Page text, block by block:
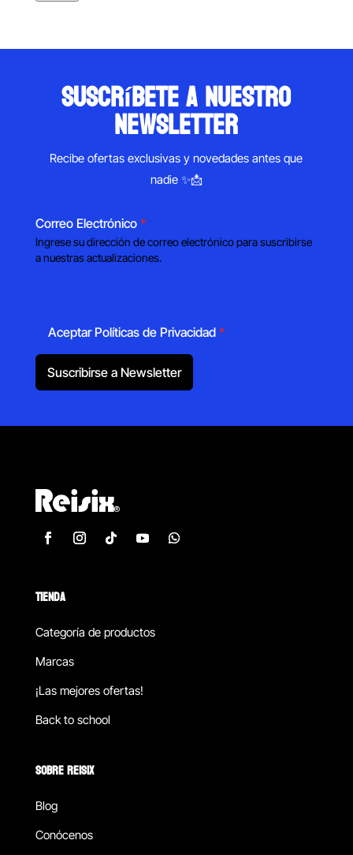
suscríbete a nuestro
newsletter
Recibe ofertas exclusivas y novedades antes que
nadie ✨📩
Correo Electrónico *
Ingrese su dirección de correo electrónico para suscribirse
a nuestras actualizaciones.
Aceptar Políticas de Privacidad *
Suscribirse a Newsletter
TIENDA
Categoría de productos
Marcas
¡Las mejores ofertas!
Back to school
SOBRE REISIX
Blog
Conócenos